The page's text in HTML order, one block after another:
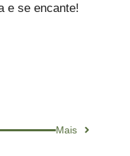
e se encante!
Mais